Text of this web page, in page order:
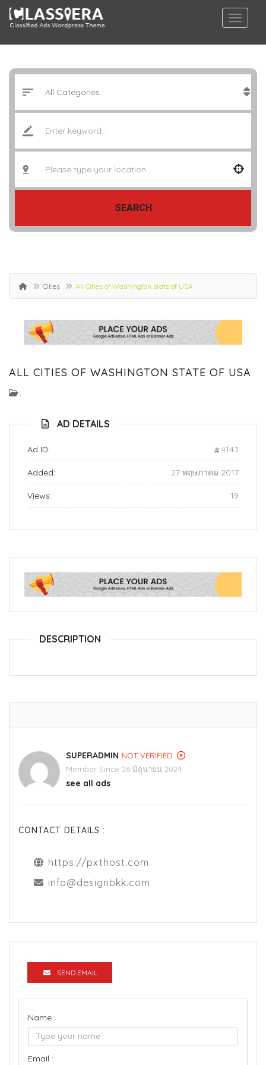
SEARCH
Cities All Cities of Washington state of USA
ALL CITIES OF WASHINGTON STATE OF USA
:
AD DETAILS
Ad ID: 4143
Added: 27 พฤษภาคม 2017
Views: 19
DESCRIPTION
SUPERADMIN NOT VERIFIED
Member Since 26 มิถุนายน 2024
see all ads
CONTACT DETAILS :
https://pxthost.com
info@designbkk.com
SEND EMAIL
Name :
Email :